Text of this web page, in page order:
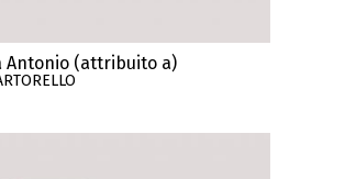
Antonio (attribuito a)